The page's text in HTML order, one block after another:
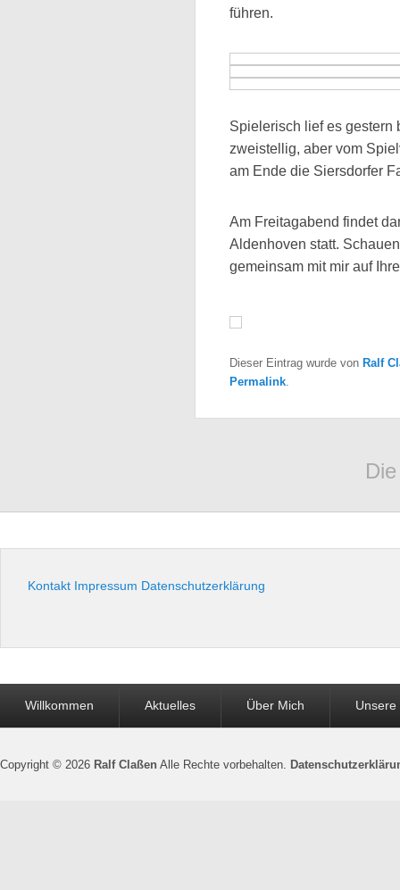
führen.
Spielerisch lief es gestern
zweistellig, aber vom
am Ende die Siersdorfer
Am Freitagabend findet
Aldenhoven statt.
gemeinsam mit mir auf
Dieser Eintrag wurde von Ralf
Permalink.
Kontakt Impressum Datenschutzerklärung
MenüWillkommen Aktuelles Über Mich Unsere
Copyright © 2026 Ralf Claßen Alle Rechte vorbehalten.